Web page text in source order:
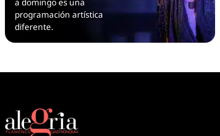
programación artística
diferente.